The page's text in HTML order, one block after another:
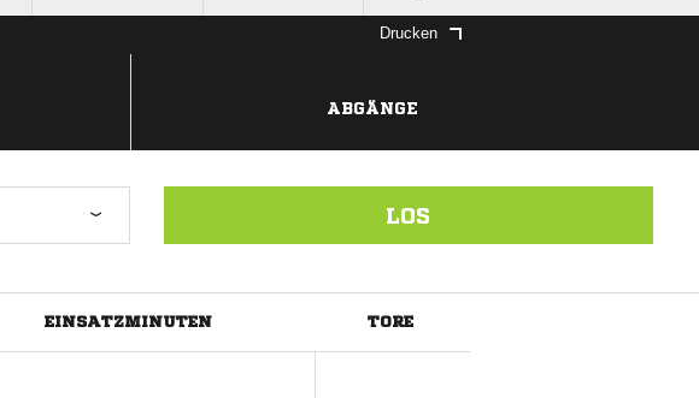
Drucken
ABGÄNGE
LOS
EINSATZMINUTEN TORE